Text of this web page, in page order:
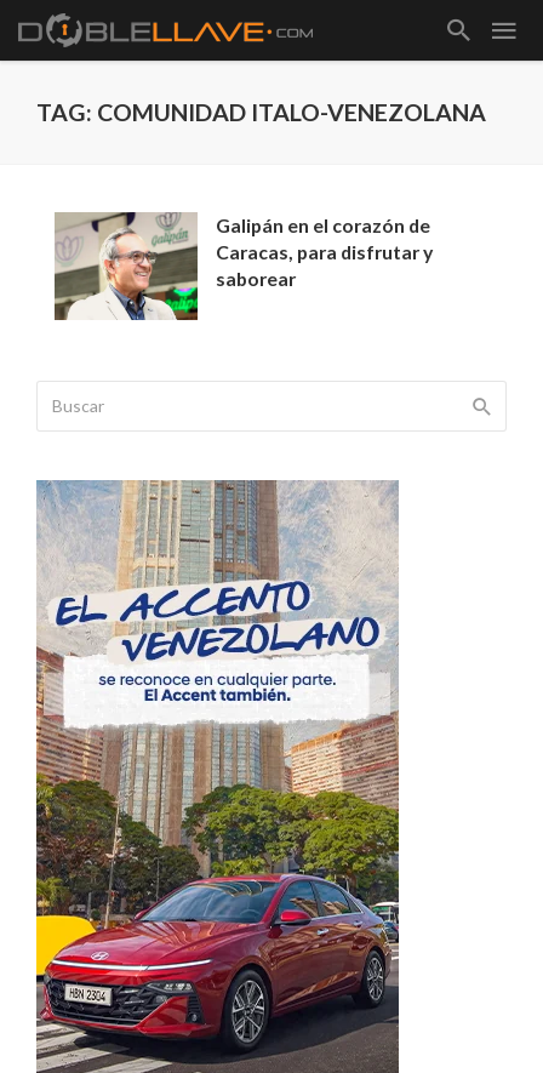
TAG: COMUNIDAD ITALO-VENEZOLANA
Galipán en el corazón de
Caracas, para disfrutar y
saborear